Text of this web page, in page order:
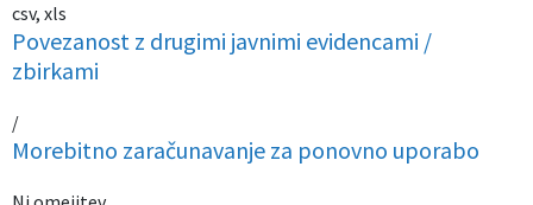
csv, xls
Povezanost z drugimi javnimi evidencami /
zbirkami
/
Morebitno zaračunavanje za ponovno uporabo